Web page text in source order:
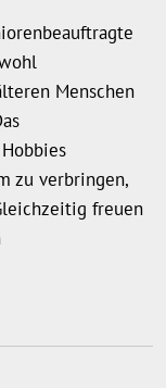
Menschen
zu verbringen,
freuen